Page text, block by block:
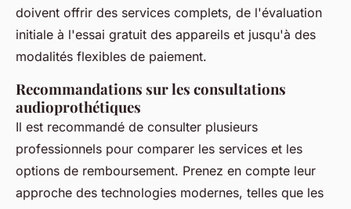
doivent offrir des services complets, de l'évaluation
initiale à l'essai gratuit des appareils et jusqu'à des
modalités flexibles de paiement.
Recommandations sur les consultations
audioprothétiques
Il est recommandé de consulter plusieurs
professionnels pour comparer les services et les
options de remboursement. Prenez en compte leur
approche des technologies modernes, telles que les